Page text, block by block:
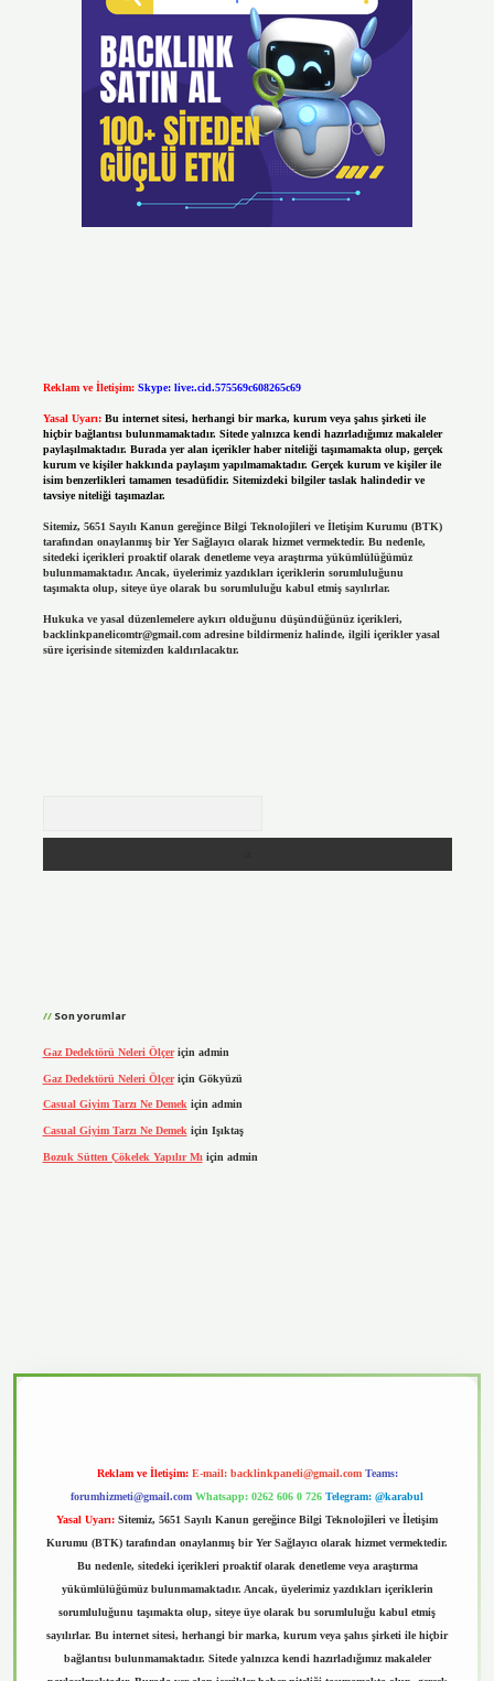
Reklam ve İletişim: Skype: live:.cid.575569c608265c69
Yasal Uyarı: Bu internet sitesi, herhangi bir marka, kurum veya şahıs şirketi ile
hiçbir bağlantısı bulunmamaktadır. Sitede yalnızca kendi hazırladığımız makaleler
paylaşılmaktadır. Burada yer alan içerikler haber niteliği taşımamakta olup, gerçek
kurum ve kişiler hakkında paylaşım yapılmamaktadır. Gerçek kurum ve kişiler ile
isim benzerlikleri tamamen tesadüfidir. Sitemizdeki bilgiler taslak halindedir ve
tavsiye niteliği taşımazlar.
Sitemiz, 5651 Sayılı Kanun gereğince Bilgi Teknolojileri ve İletişim Kurumu (BTK)
tarafından onaylanmış bir Yer Sağlayıcı olarak hizmet vermektedir. Bu nedenle,
sitedeki içerikleri proaktif olarak denetleme veya araştırma yükümlülüğümüz
bulunmamaktadır. Ancak, üyelerimiz yazdıkları içeriklerin sorumluluğunu
taşımakta olup, siteye üye olarak bu sorumluluğu kabul etmiş sayılırlar.
Hukuka ve yasal düzenlemelere aykırı olduğunu düşündüğünüz içerikleri,
backlinkpanelicomtr@gmail.comadresine bildirmeniz halinde, ilgili içerikler yasal
süre içerisinde sitemizden kaldırılacaktır.
Son yorumlar
Gaz Dedektörü Neleri Ölçeriçin admin
Gaz Dedektörü Neleri Ölçeriçin Gökyüzü
Casual Giyim Tarzı Ne Demekiçin admin
Casual Giyim Tarzı Ne Demek için Işıktaş
Bozuk Sütten Çökelek Yapılır Mı için admin
Reklam ve İletişim: E-mail: backlinkpaneli@gmail.com Teams:
forumhizmeti@gmail.com Whatsapp: 0262 606 0 726 Telegram: @karabul
Yasal Uyarı: Sitemiz, 5651 Sayılı Kanun gereğince Bilgi Teknolojileri ve İletişim
Kurumu (BTK) tarafından onaylanmış bir Yer Sağlayıcı olarak hizmet vermektedir.
Bu nedenle, sitedeki içerikleri proaktif olarak denetleme veya araştırma
yükümlülüğümüz bulunmamaktadır. Ancak, üyelerimiz yazdıkları içeriklerin
sorumluluğunu taşımakta olup, siteye üye olarak bu sorumluluğu kabul etmiş
sayılırlar. Bu internet sitesi, herhangi bir marka, kurum veya şahıs şirketi ile hiçbir
bağlantısı bulunmamaktadır. Sitede yalnızca kendi hazırladığımız makaleler